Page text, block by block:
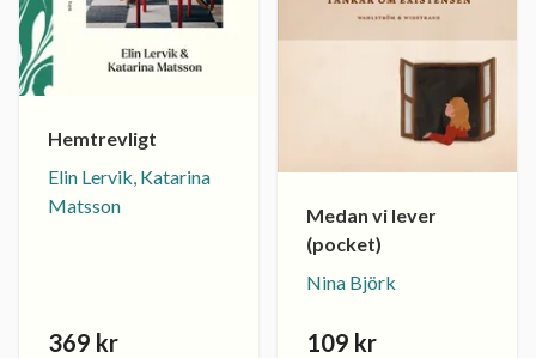
Hemtrevligt
Elin Lervik, Katarina
Matsson
369 kr
Medan vi lever
(pocket)
Nina Björk
109 kr